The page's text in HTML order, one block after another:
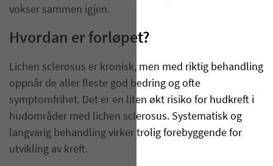
vokser sammen igjen.
Hvordan er forløpet?
Lichen sclerosus er kronisk, men med riktig behandling
oppnår de aller fleste god bedring og ofte
symptomfrihet. Det er en liten økt risiko for hudkreft i
hudområder med lichen sclerosus. Systematisk og
langvarig behandling virker trolig forebyggende for
utvikling av kreft.